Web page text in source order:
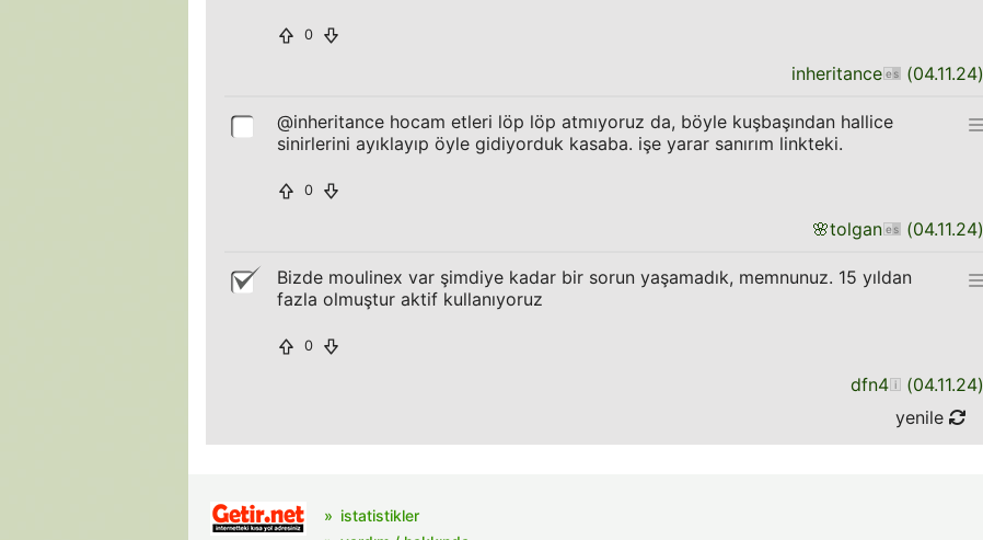
0
inheritance (04.11.24)
@inheritance hocam etleri löp löp atmıyoruz da, böyle kuşbaşından hallice
sinirlerini ayıklayıp öyle gidiyorduk kasaba. işe yarar sanırım linkteki.
0
🌸tolgan (04.11.24)
Bizde moulinex var şimdiye kadar bir sorun yaşamadık, memnunuz. 15 yıldan
fazla olmuştur aktif kullanıyoruz
0
dfn4 (04.11.24)
yenile
istatistikler